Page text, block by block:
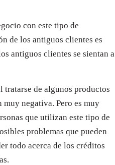
con este tipo de
de los antiguos clientes es
antiguos clientes se sientan a
tratarse de algunos productos
negativa. Pero es muy
que utilizan este tipo de
problemas que pueden
todo acerca de los créditos